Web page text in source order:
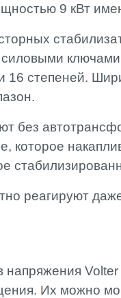
9 кВт
16 степеней.
без
которое
реагируют
напряжения
Их можно